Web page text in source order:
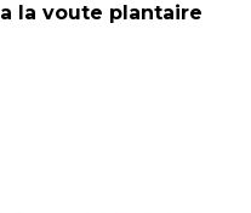
a la voute plantaire